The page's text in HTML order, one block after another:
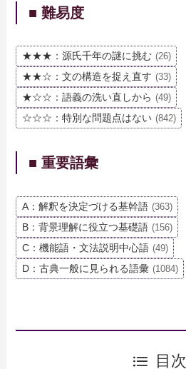
■ 難易度
★★★：源氏千年の謎に挑む (26)
★★☆：文の構造を捉え直す (33)
★☆☆：語義の洗い直しから (49)
☆☆☆：特別な問題点はない (842)
■ 重要語彙
A：解釈を決定づける基幹語 (363)
B：背景理解に役立つ基礎語 (156)
C：機能語・文法説明中心語 (49)
D：古典一般に見られる語彙 (1084)
目次